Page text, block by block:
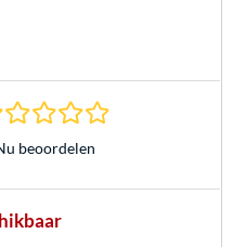
0.0 sterren
beoordelen